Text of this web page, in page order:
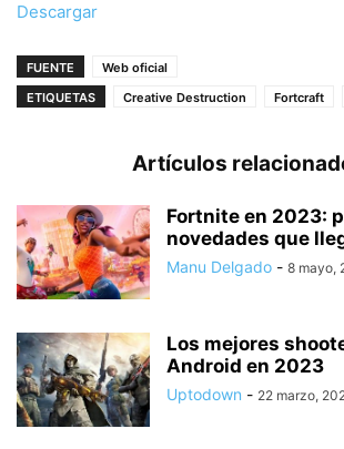
Descargar
FUENTE
Web oficial
ETIQUETAS
Creative Destruction Fortcraft
Artículos
Fortnite en 2023:
novedades que
Manu Delgado - 8 mayo,
Los mejores
Android en 2023
Uptodown - 22 marzo,